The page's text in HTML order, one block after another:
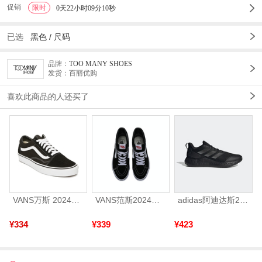
促销 限时 0天22小时09分09秒
已选 黑色 / 尺码
品牌： TOO MANY SHOES
发货：百丽优购
喜欢此商品的人还买了
VANS万斯 2024年新款中性OldSkool帆布鞋/硫化鞋VN000D3HY28（延续款）
¥334
VANS范斯2024中性SK8-HiCL帆布鞋/硫化鞋VN000D5IB8C
¥339
adidas阿迪达斯2025中性edge gamedaySPW FTW-跑步GW2499
¥423